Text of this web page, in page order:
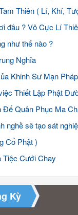
Thiên ( Lí, Khí,
đâu ? Vô Cực Lí
như thế nào ?
Nghĩa
Khinh Sư Mạn Pháp
Thiết Lập Phật
Đế Quân Phục Ma
nghề sẽ tạo sát
Cổ Phật )
Tiệc Cưới Chay
Kỳ